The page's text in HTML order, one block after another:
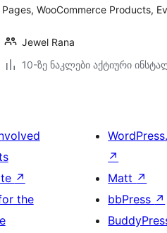
Pages, WooCommerce Products,
Jewel Rana
10-ზე ნაკლები აქტიური
↗
the
↗
Matt ↗
bbPress ↗